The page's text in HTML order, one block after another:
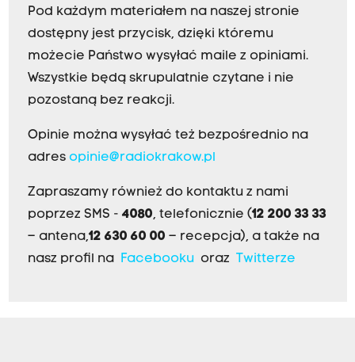
Pod każdym materiałem na naszej stronie
dostępny jest przycisk, dzięki któremu
możecie Państwo wysyłać maile z opiniami.
Wszystkie będą skrupulatnie czytane i nie
pozostaną bez reakcji.
Opinie można wysyłać też bezpośrednio na
adres opinie@radiokrakow.pl
Zapraszamy również do kontaktu z nami
poprzez SMS - 4080, telefonicznie (12 200 33 33
– antena,12 630 60 00 – recepcja), a także na
nasz profil na Facebookuoraz Twitterze